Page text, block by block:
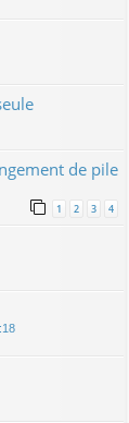
de pile
1 2 3 4